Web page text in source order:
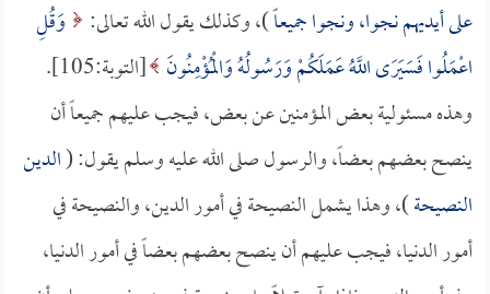
على أيديهم نجوا، ونجوا جميعاً)، وكذلك يقول الله تعالى:
وَقُلِ
اعْمَلُوا فَسَيَرَى اللَّهُ عَمَلَكُمْ وَرَسُولُهُ وَالْمُؤْمِنُونَ [التوبة:105].
وهذه مسئولية بعض المؤمنين عن بعض، فيجب عليهم جميعاً أن
ينصح بعضهم بعضاً، والرسول صلى الله عليه وسلم يقول: (الدين
النصيحة)، وهذا يشمل النصيحة في أمور الدين، والنصيحة في
أمور الدنيا، فيجب عليهم أن ينصح بعضهم بعضاً في أمور الدنيا،